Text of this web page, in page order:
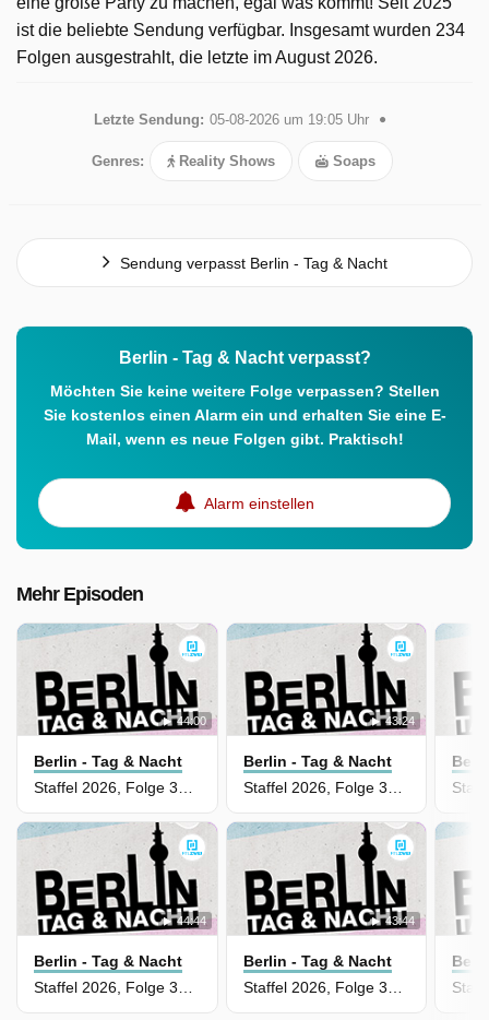
ist die beliebte Sendung verfügbar. Insgesamt wurden 234
Folgen ausgestrahlt, die letzte im August 2026.
Letzte Sendung: 05-08-2026 um 19:05 Uhr
Genres: Reality Shows Soaps
Sendung verpasst Berlin - Tag & Nacht
Berlin - Tag & Nacht verpasst?
Möchten Sie keine weitere Folge verpassen? Stellen
Sie kostenlos einen Alarm ein und erhalten Sie eine E-
Mail, wenn es neue Folgen gibt. Praktisch!
Alarm einstellen
Mehr Episoden
44:00
Berlin - Tag & Nacht
Staffel 2026, Folge 3681 - Eine ausweglose Situation
43:24
Berlin - Tag & Nacht
Staffel 2026, Folge 3680 - Harte Konsequenzen
44:44
Berlin - Tag & Nacht
43:44
Berlin - Tag & Nacht